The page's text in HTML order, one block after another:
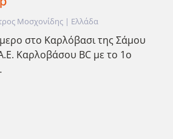
Μοσχονίδης | Ελλάδα
στο Καρλόβασι της Σάμου
Καρλοβάσου BC με το 1ο